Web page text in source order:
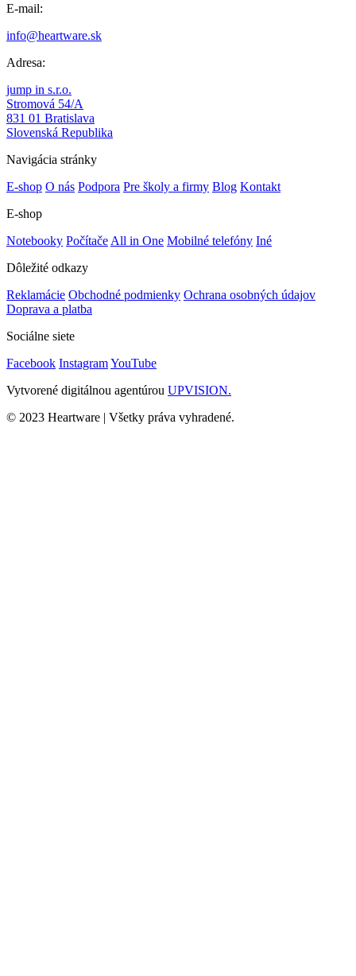
E-mail:
info@heartware.sk
Adresa:
jump in s.r.o.
Stromová 54/A
831 01 Bratislava
Slovenská Republika
Navigácia stránky
E-shop O nás Podpora Pre školy a firmy Blog Kontakt
E-shop
Notebooky Počítače All in One Mobilné telefóny Iné
Dôležité odkazy
Reklamácie Obchodné podmienky Ochrana osobných údajov
Doprava a platba
Sociálne siete
Facebook InstagramYouTube
Vytvorené digitálnou agentúrou UPVISION.
© 2023 Heartware | Všetky práva vyhradené.